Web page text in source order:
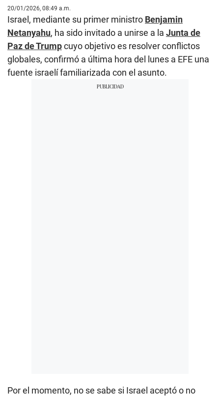
20/01/2026, 08:49 a.m.
Israel, mediante su primer ministro Benjamin
Netanyahu, ha sido invitado a unirse a la Junta de
Paz de Trumpcuyo objetivo es resolver conflictos
globales, confirmó a última hora del lunes a EFE una
fuente israelí familiarizada con el asunto.
Por el momento, no se sabe si Israel aceptó o no